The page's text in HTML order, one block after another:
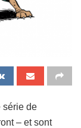
série de
– et sont